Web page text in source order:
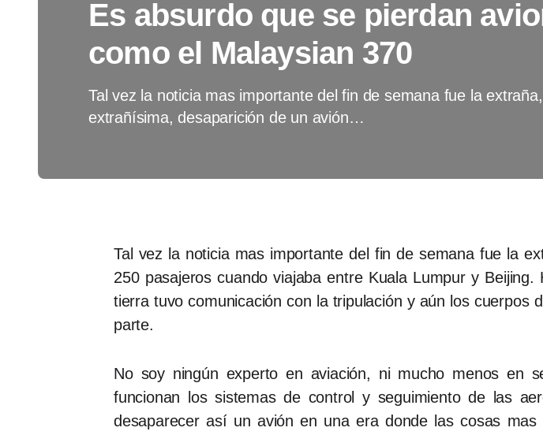
Es absurdo que se pierdan
como el Malaysian 370
Tal vez la noticia mas importante del fin de semana fue la extraña,
extrañísima, desaparición de un avión…
Tal vez la noticia mas importante del fin de semana fue la
250 pasajeros cuando viajaba entre Kuala Lumpur y
tierra tuvo comunicación con la tripulación y aún los
parte.
No soy ningún experto en aviación, ni mucho menos en
funcionan los sistemas de control y seguimiento de las
desaparecer así un avión en una era donde las cosas